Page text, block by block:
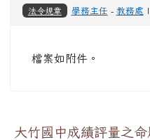
法令規章 學務主任 - 教務處
檔案如附件。
大竹國中成績評量之